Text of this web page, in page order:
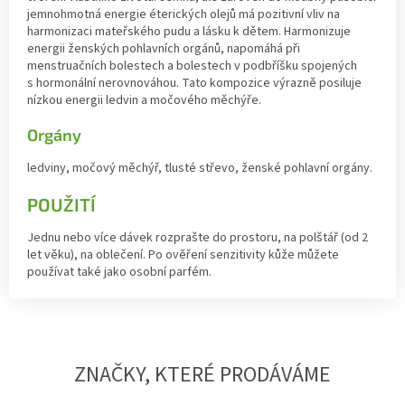
jemnohmotná energie éterických olejů má pozitivní vliv na
harmonizaci mateřského pudu a lásku k dětem. Harmonizuje
energii ženských pohlavních orgánů, napomáhá při
menstruačních bolestech a bolestech v podbříšku spojených
s hormonální nerovnováhou. Tato kompozice výrazně posiluje
nízkou energii ledvin a močového měchýře.
Orgány
ledviny, močový měchýř, tlusté střevo, ženské pohlavní orgány.
POUŽITÍ
Jednu nebo více dávek rozprašte do prostoru, na polštář (od 2
let věku), na oblečení. Po ověření senzitivity kůže můžete
používat také jako osobní parfém.
ZNAČKY, KTERÉ PRODÁVÁME